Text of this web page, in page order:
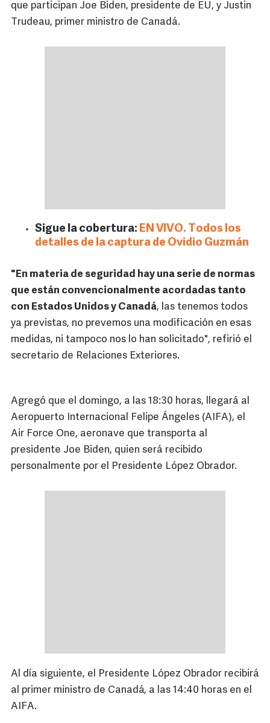
que participan Joe Biden, presidente de EU, y Justin
Trudeau, primer ministro de Canadá.
Sigue la cobertura: EN VIVO. Todos los
detalles de la captura de Ovidio Guzmán
"En materia de seguridad hay una serie de normas
que están convencionalmente acordadas tanto
con Estados Unidos y Canadá, las tenemos todos
ya previstas, no prevemos una modificación en esas
medidas, ni tampoco nos lo han solicitado", refirió el
secretario de Relaciones Exteriores.
Agregó que el domingo, a las 18:30 horas, llegará al
Aeropuerto Internacional Felipe Ángeles (AIFA), el
Air Force One, aeronave que transporta al
presidente Joe Biden, quien será recibido
personalmente por el Presidente López Obrador.
Al día siguiente, el Presidente López Obrador recibirá
al primer ministro de Canadá, a las 14:40 horas en el
AIFA.